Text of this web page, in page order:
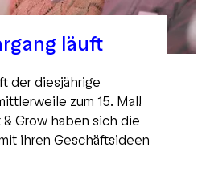
läuft
der diesjährige
zum 15. Mal!
Grow haben sich die
ihren Geschäftsideen